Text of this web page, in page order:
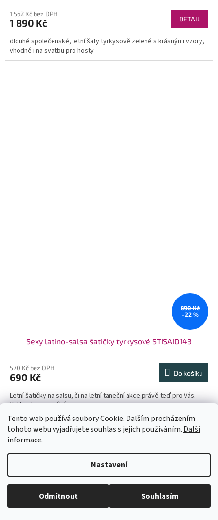
Tento web používá soubory Cookie. Dalším procházením
tohoto webu vyjadřujete souhlas s jejich používáním. Další
informace.
Nastavení
Odmítnout Souhlasím
objednání). Velikosti neodpovídají českým, prosím měřte se. Pokud se
Vám některý model líbí a chtěli byste ho v jiné barvě, tak stačí do
vyhledávání zadat číslo modelu(třeba 1960) a všechny dostupné barvy
se Vám zobrazí. Pas je nejuzší místo na šatech (většinou cca 6cm pod
1 562 Kč bez DPH
1 890 Kč DETAIL
dlouhé společenské, letní šaty tyrkysově zelené s krásnými vzory,
vhodné i na svatbu pro hosty
890 Kč
–22 %
Sexy latino-salsa šatičky tyrkysové STISAID143
570 Kč bez DPH
690 Kč Do košíku
Letní šatičky na salsu, či na letní taneční akce právě teď pro Vás.
Velikost univerzální.
Akce